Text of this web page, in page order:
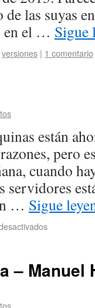
de las suyas
en el … Sigue
versiones | 1 comentario
están
pero
cuando
… Sigue
– Manuel